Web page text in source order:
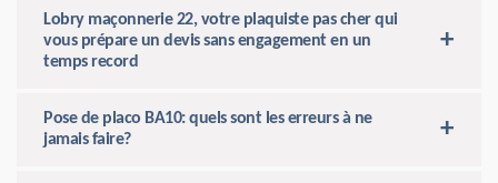
Lobry maçonnerie 22, votre plaquiste pas cher qui
vous prépare un devis sans engagement en un
temps record
Pose de placo BA10: quels sont les erreurs à ne
jamais faire?